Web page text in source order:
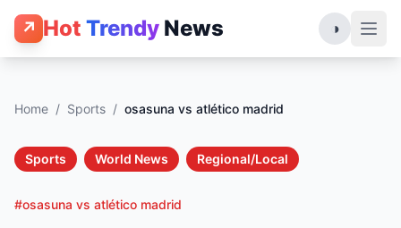
↗ Hot Trendy News ◑
Home / Sports / osasuna vs atlético madrid
Sports World News Regional/Local
#osasuna vs atlético madrid